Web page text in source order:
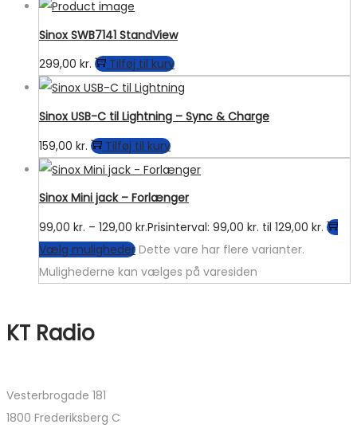
Sinox SWB7141 StandView
299,00 kr. Tilføj til kurv
Sinox USB-C til Lightning – Sync & Charge
159,00 kr. Tilføj til kurv
Sinox Mini jack – Forlænger
99,00 kr. – 129,00 kr.Prisinterval: 99,00 kr. til 129,00 kr.
Vælg muligheder Dette vare har flere varianter.
Mulighederne kan vælges på varesiden
KT Radio
Vesterbrogade 181
1800 Frederiksberg C